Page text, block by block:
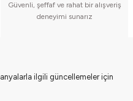
Güvenli, şeffaf ve rahat bir alışveriş
deneyimi sunarız
ilgili güncellemeler için